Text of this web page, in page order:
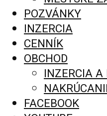
POZVÁNKY
INZERCIA
CENNÍK
OBCHOD
INZERCIA
FACEBOOK